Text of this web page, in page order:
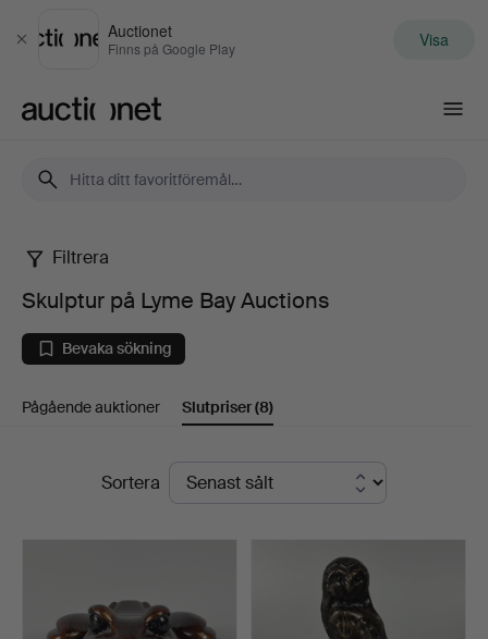
Stäng
Auctionet
Finns på Google Play Visa
Skulptur
på
Lyme
Bay
Auctions
Filtrera
Skulptur på Lyme Bay Auctions
Bevaka sökning
Pågående auktioner Slutpriser(8)
SlutpriserSortera